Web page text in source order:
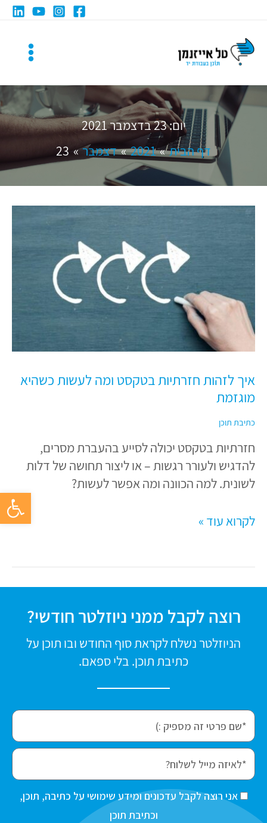
פתח
יום:23 בדצמבר 2021
דף הבית
2021 דצמבר 23
איך לזהות חזרתיות בטקסט ומה לעשות כשהיא
מוגזמת
כתיבת תוכן
חזרתיות בטקסט יכולה לסייע בהעברת מסרים,
להדגיש ולעורר רגשות – או ליצור תחושה של דלות
לשונית. למה הכוונה ומה אפשר לעשות?
איך
בטקסט
לעשות
כשהיא
מוגזמת
לקרוא עוד »
רוצה לקבל ממני ניוזלטר חודשי?
הניוזלטר נשלח לקראת סוף החודש ובו תוכן על
כתיבת תוכן. בלי ספאם.
f
i
r
s
e
m
ס
אני רוצה לקבל עדכונים ומידע שימושי על כתיבה, תוכן,
וכתיבת תוכן